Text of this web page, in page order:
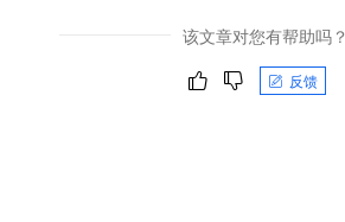
该文章对您有帮助吗？
反馈